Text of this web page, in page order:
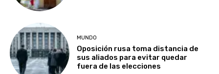
MUNDO
Oposición rusa toma distancia de
sus aliados para evitar quedar
fuera de las elecciones